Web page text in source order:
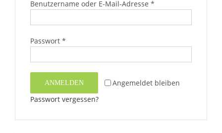
Benutzername oder E-Mail-Adresse *
Passwort *
Angemeldet bleiben
ANMELDEN
Passwort vergessen?